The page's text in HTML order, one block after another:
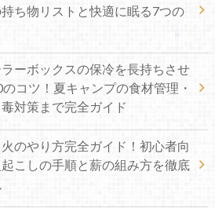
ち物リストと快適に眠る7つの
ラーボックスの保冷を長持ちさせ
のコツ！夏キャンプの食材管理・
対策まで完全ガイド
のやり方完全ガイド！初心者向
こしの手順と薪の組み方を徹底